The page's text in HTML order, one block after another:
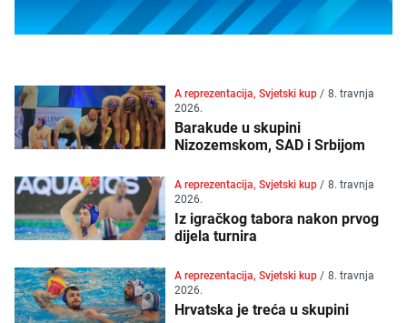
A reprezentacija, Svjetski kup / 8. travnja
2026.
Barakude u skupini
Nizozemskom, SAD i Srbijom
A reprezentacija, Svjetski kup / 8. travnja
2026.
Iz igračkog tabora nakon prvog
dijela turnira
A reprezentacija, Svjetski kup / 8. travnja
2026.
Hrvatska je treća u skupini